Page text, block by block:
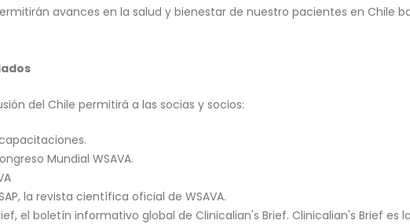
avances en la salud y bienestar de nuestro pacientes en Chile
del Chile permitirá a las socias y socios:
Mundial WSAVA.
la revista científica oficial de WSAVA.
el boletín informativo global de Clinicalian's Brief. Clinicalian's Brief es la